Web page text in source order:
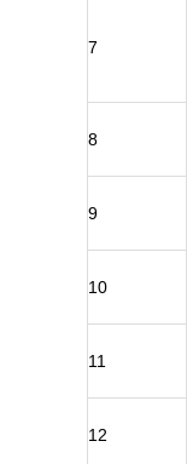
7
8
9
10
11
12